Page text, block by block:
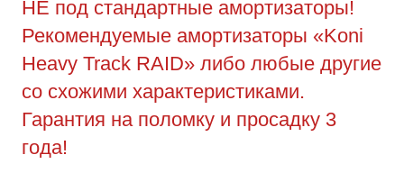
НЕ под стандартные амортизаторы!
Рекомендуемые амортизаторы «Koni
Heavy Track RAID» либо любые другие
со схожими характеристиками.
Гарантия на поломку и просадку 3
года!